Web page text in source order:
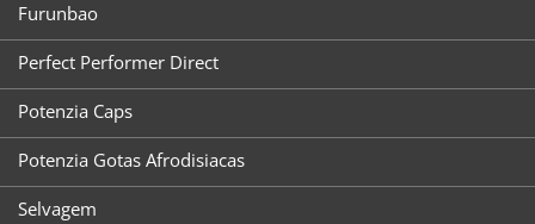
Furunbao
Perfect Performer Direct
Potenzia Caps
Potenzia Gotas Afrodisiacas
Selvagem